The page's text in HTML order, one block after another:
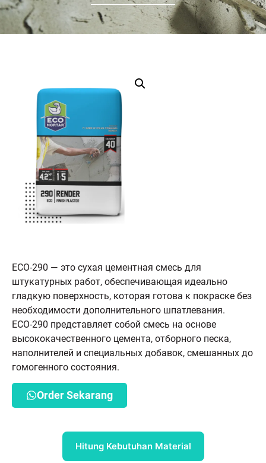
ECO-290 — это сухая цементная смесь для
штукатурных работ, обеспечивающая идеально
гладкую поверхность, которая готова к покраске без
необходимости дополнительного шпатлевания.
ECO-290 представляет собой смесь на основе
высококачественного цемента, отборного песка,
наполнителей и специальных добавок, смешанных до
гомогенного состояния.
Order Sekarang
Hitung Kebutuhan Material